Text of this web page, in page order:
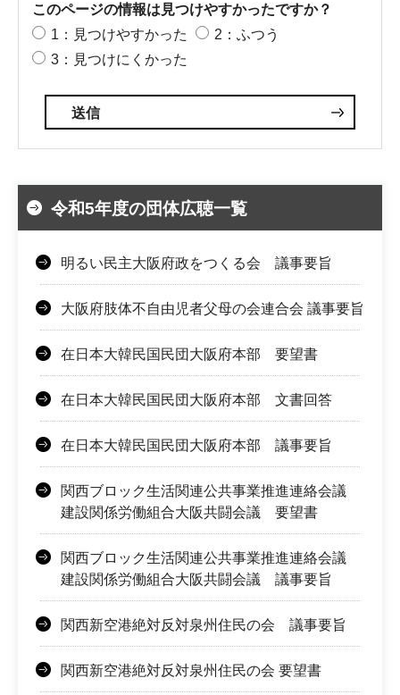
このページの情報は見つけやすかったですか？
1：見つけやすかった
2：ふつう
3：見つけにくかった
令和5年度の団体広聴一覧
明るい民主大阪府政をつくる会 議事要旨
大阪府肢体不自由児者父母の会連合会 議事要旨
在日本大韓民国民団大阪府本部 要望書
在日本大韓民国民団大阪府本部 文書回答
在日本大韓民国民団大阪府本部 議事要旨
関西ブロック生活関連公共事業推進連絡会議
建設関係労働組合大阪共闘会議 要望書
関西ブロック生活関連公共事業推進連絡会議
建設関係労働組合大阪共闘会議 議事要旨
関西新空港絶対反対泉州住民の会 議事要旨
関西新空港絶対反対泉州住民の会 要望書